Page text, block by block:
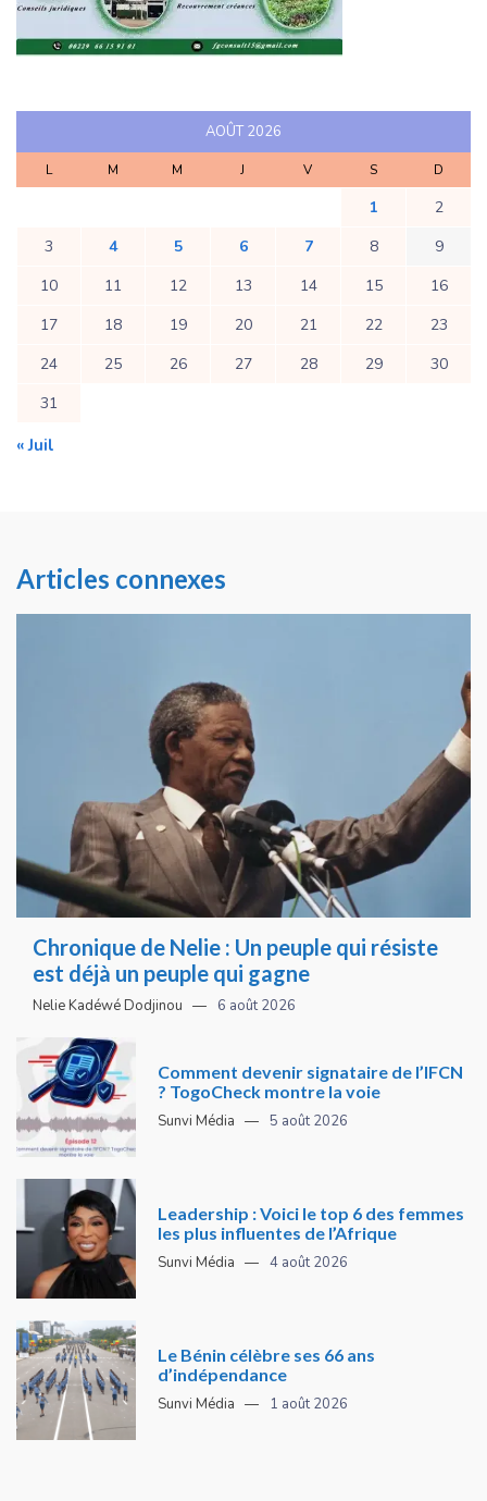
AOÛT 2026
L M M J V S D
1
2
3
4 5 6 7 8
9
10
11 12 13 14 15
16
17
18 19 20 21 22
23
24
25 26 27 28 29
30
31
« Juil
Articles connexes
Chronique de Nelie : Un peuple qui résiste
est déjà un peuple qui gagne
Nelie Kadéwé Dodjinou 6 août 2026
Comment devenir signataire de l’IFCN
? TogoCheck montre la voie
Sunvi Média 5 août 2026
Leadership : Voici le top 6 des femmes
les plus influentes de l’Afrique
Sunvi Média 4 août 2026
Le Bénin célèbre ses 66 ans
d’indépendance
Sunvi Média 1 août 2026